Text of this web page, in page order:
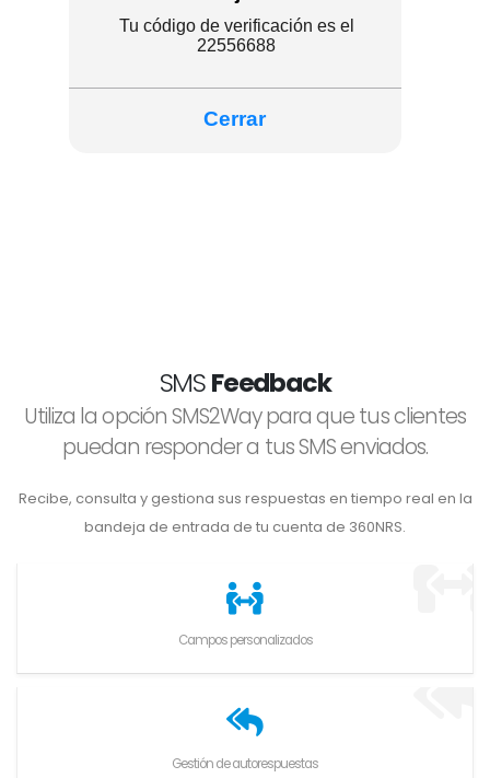
SMSFeedback
Utiliza la opción SMS2Way para que tus clientes
puedan responder a tus SMS enviados.
Recibe, consulta y gestiona sus respuestas en tiempo real en la
bandeja de entrada de tu cuenta de 360NRS.
Campos personalizados
Gestión de autorespuestas